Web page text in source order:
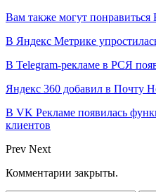
Вам также могут понравиться
В Яндекс Метрике
В Telegram-рекламе в РСЯ
Яндекс 360 добавил в Почту
В VK Рекламе появилась
клиентов
Prev Next
Комментарии закрыты.